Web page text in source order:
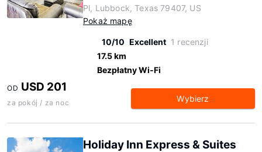
Pl, Lubbock, Texas 79407, US
Pokaż mapę
10/10 Excellent 1 recenzji
17.5 km
Bezpłatny Wi-Fi
OD USD 201
za pokój / za noc Wybierz
Holiday Inn Express & Suites